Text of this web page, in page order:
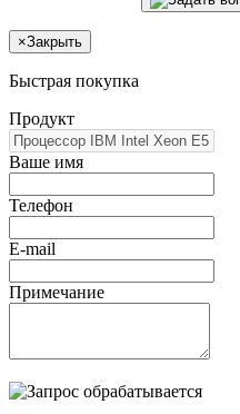
×Закрыть
Быстрая покупка
Продукт
Ваше имя
Телефон
E-mail
Примечание